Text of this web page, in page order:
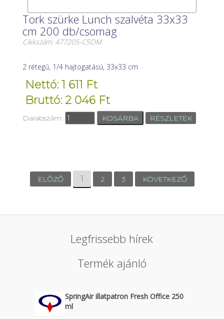
Tork szürke Lunch szalvéta 33x33
cm 200 db/csomag
Cikkszám: 477205-CSOM
2 rétegű, 1/4 hajtogatású, 33x33 cm
Nettó: 1 611 Ft
Bruttó: 2 046 Ft
Darabszám: RÉSZLETEK
ELŐZŐ 1 2 3 KÖVETKEZŐ
Legfrissebb hírek
Termék ajánló
SpringAir illatpatron Fresh Office 250
ml